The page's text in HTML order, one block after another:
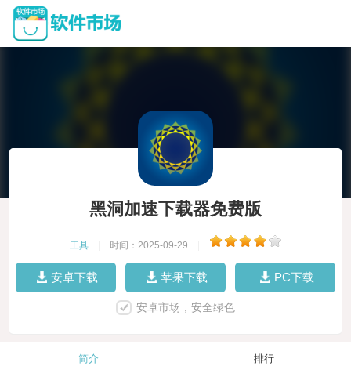
黑洞加速下载器免费版
工具 时间：2025-09-29
安卓下载 苹果下载 PC下载
安卓市场，安全绿色
简介 排行